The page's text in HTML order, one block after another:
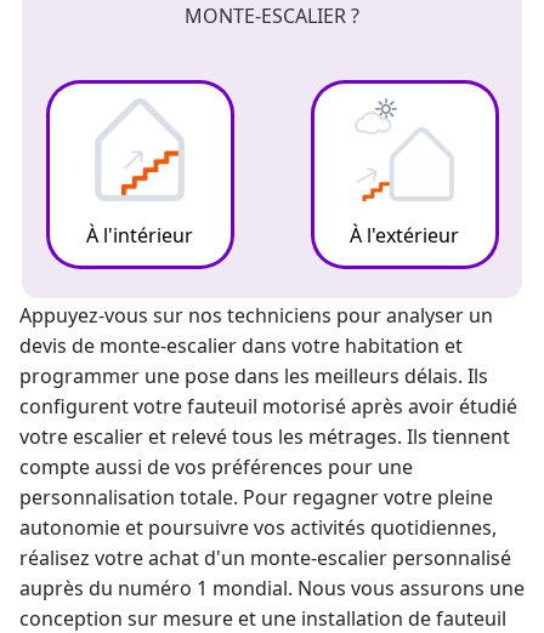
MONTE-ESCALIER ?
À l'intérieur À l'extérieur
Appuyez-vous sur nos techniciens pour analyser un
devis de monte-escalierdans votre habitation et
programmer une pose dans les meilleurs délais. Ils
configurent votre fauteuil motorisé après avoir étudié
votre escalier et relevé tous les métrages. Ils tiennent
compte aussi de vos préférences pour une
personnalisation totale. Pour regagner votre pleine
autonomie et poursuivre vos activités quotidiennes,
réalisez votre achat d'un monte-escalier personnalisé
auprès du numéro 1 mondial. Nous vous assurons une
conception sur mesure et une installation de fauteuil